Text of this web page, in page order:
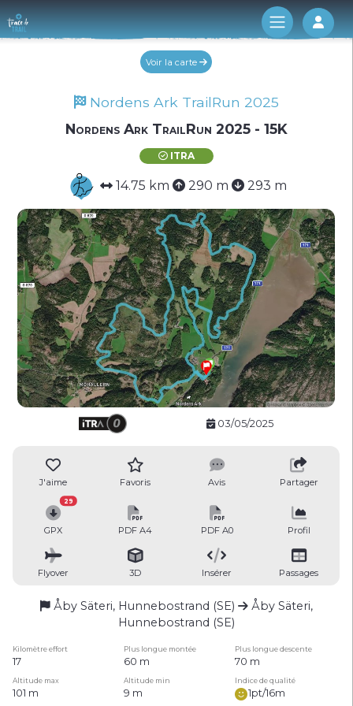
Log
Voir la carte
Nordens Ark TrailRun 2025
Nordens Ark TrailRun 2025 - 15K
ITRA
14.75 km 290 m 293 m
03/05/2025
J'aime Favoris Avis Partager
GPX
29
PDF A4 PDF A0 Profil
Flyover 3D Insérer Passages
Åby Säteri, Hunnebostrand (SE)
Åby Säteri,
Hunnebostrand (SE)
Kilomètre effort Plus longue montée Plus longue descente
17 60 m 70 m
Altitude max Altitude min Indice de qualité
101 m 9 m 1pt/16m